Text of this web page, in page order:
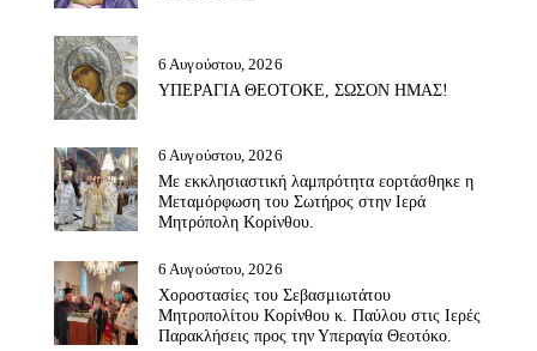
6 Αυγούστου, 2026
ΥΠΕΡΑΓΙΑ ΘΕΟΤΟΚΕ, ΣΩΣΟΝ ΗΜΑΣ!
6 Αυγούστου, 2026
Με εκκλησιαστική λαμπρότητα εορτάσθηκε η
Μεταμόρφωση του Σωτήρος στην Ιερά
Μητρόπολη Κορίνθου.
6 Αυγούστου, 2026
Χοροστασίες του Σεβασμιωτάτου
Μητροπολίτου Κορίνθου κ. Παύλου στις Ιερές
Παρακλήσεις προς την Υπεραγία Θεοτόκο.